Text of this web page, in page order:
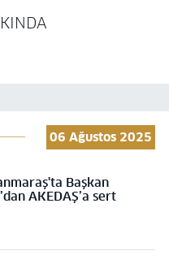
06 Ağustos 2025
Başkan
AKEDAŞ’a sert